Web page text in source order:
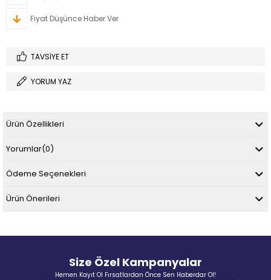
Fiyat Düşünce Haber Ver
TAVSIYE ET
YORUM YAZ
Ürün Özellikleri
Yorumlar(0)
Ödeme Seçenekleri
Ürün Önerileri
Size Özel Kampanyalar
Hemen Kayıt Ol Fırsatlardan Önce Sen Haberdar Ol!